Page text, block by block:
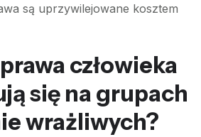
są uprzywilejowane kosztem
człowieka
się na grupach
wrażliwych?